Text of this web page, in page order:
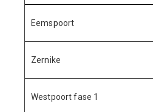
Eemspoort
Zernike
Westpoort fase 1